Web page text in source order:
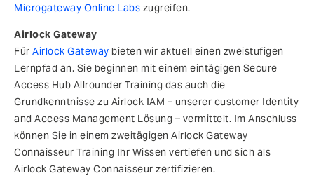
Microgateway Online Labs zugreifen.
Airlock Gateway
Für Airlock Gateway bieten wir aktuell einen zweistufigen
Lernpfad an. Sie beginnen mit einem eintägigen Secure
Access Hub Allrounder Training das auch die
Grundkenntnisse zu Airlock IAM – unserer customer Identity
and Access Management Lösung – vermittelt. Im Anschluss
können Sie in einem zweitägigen Airlock Gateway
Connaisseur Training Ihr Wissen vertiefen und sich als
Airlock Gateway Connaisseur zertifizieren.